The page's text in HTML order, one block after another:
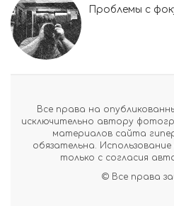
Проблемы с
Все права на
исключительно автору
материалов сайта
обязательна.
только с согласия
© Все права